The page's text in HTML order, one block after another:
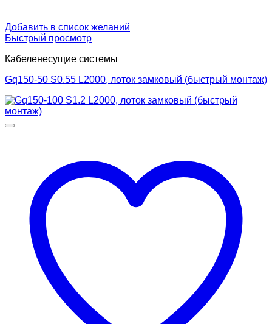
Добавить в список желаний
Быстрый просмотр
Кабеленесущие системы
Gq150-50 S0.55 L2000, лоток замковый (быстрый монтаж)